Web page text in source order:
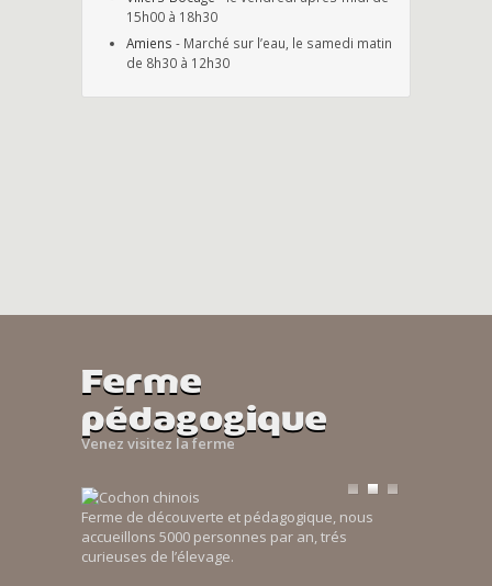
15h00 à 18h30
Amiens - Marché sur l’eau, le samedi matin
de 8h30 à 12h30
Ferme
pédagogique
Venez visitez la ferme
Ferme de découverte et pédagogique, nous
accueillons 5000 personnes par an, trés
curieuses de l’élevage.